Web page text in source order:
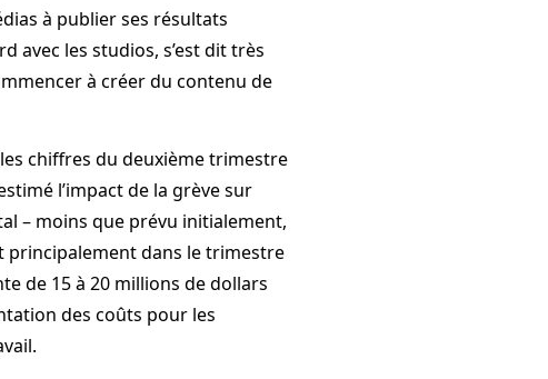
à publier ses résultats
avec les studios, s’est dit très
à créer du contenu de
chiffres du deuxième trimestre
l’impact de la grève sur
– moins que prévu initialement,
principalement dans le trimestre
de 15 à 20 millions de dollars
des coûts pour les